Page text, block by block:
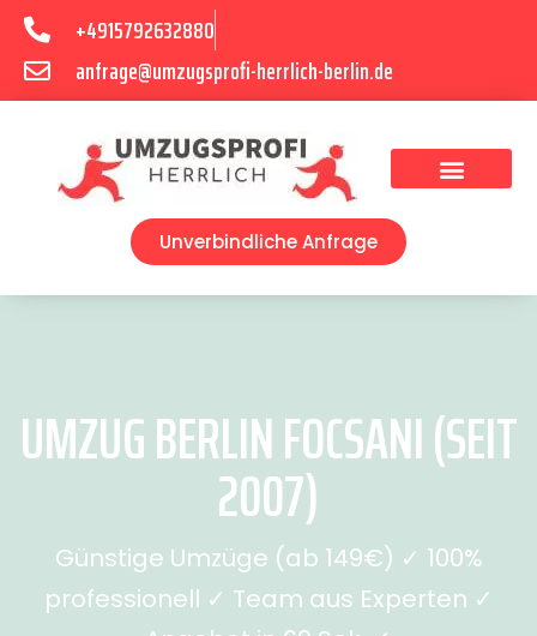
+4915792632880
anfrage@umzugsprofi-herrlich-berlin.de
Unverbindliche Anfrage
UMZUG BERLIN FOCSANI (SEIT
2007)
Günstige Umzüge (ab 149€) ✓ 100%
professionell ✓ Team aus Experten ✓